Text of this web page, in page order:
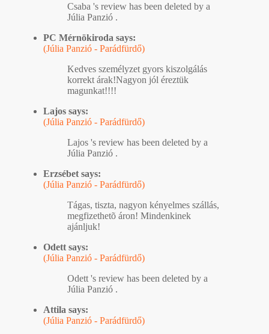
Csaba 's review has been deleted by a
Júlia Panzió .
PC Mérnökiroda says:
(Júlia Panzió - Parádfürdő)
Kedves személyzet gyors kiszolgálás
korrekt árak!Nagyon jól éreztük
magunkat!!!!
Lajos says:
(Júlia Panzió - Parádfürdő)
Lajos 's review has been deleted by a
Júlia Panzió .
Erzsébet says:
(Júlia Panzió - Parádfürdő)
Tágas, tiszta, nagyon kényelmes szállás,
megfizethetõ áron! Mindenkinek
ajánljuk!
Odett says:
(Júlia Panzió - Parádfürdő)
Odett 's review has been deleted by a
Júlia Panzió .
Attila says:
(Júlia Panzió - Parádfürdő)